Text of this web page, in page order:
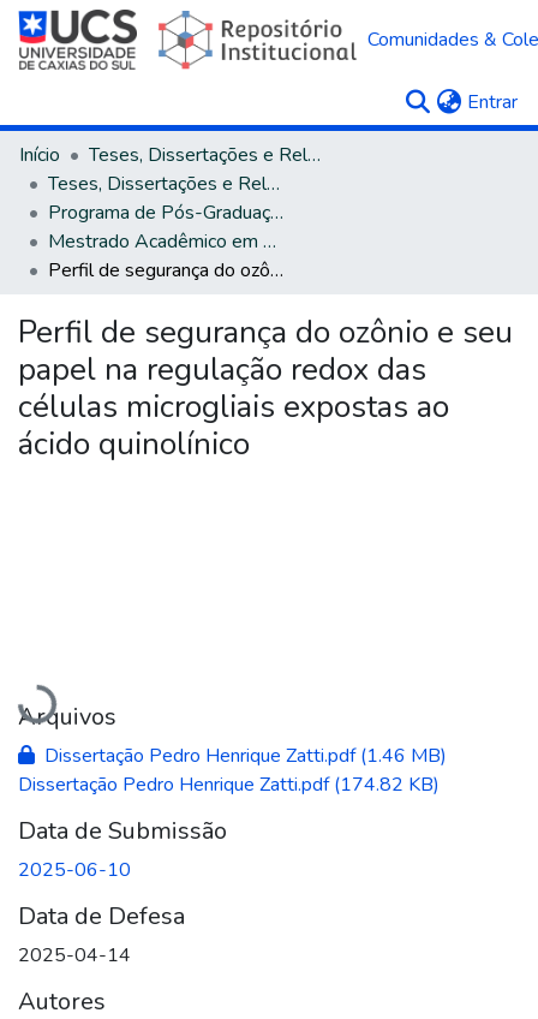
Comunidades &
Entrar
Início
Teses, Dissertações e Relatórios
Teses, Dissertações e Relatórios defendidos na UCS
Programa de Pós-Graduação em Biotecnologia
Mestrado Acadêmico em Biotecnologia
Perfil de segurança do ozônio e seu papel na regulação redox das células microgliais expostas ao ácido quinolínico
Perfil de segurança do ozônio e seu
papel na regulação redox das
células microgliais expostas ao
ácido quinolínico
Carregando...
Arquivos
Dissertação Pedro Henrique Zatti.pdf(1.46 MB)
Dissertação Pedro Henrique Zatti.pdf(174.82 KB)
Data de Submissão
2025-06-10
Data de Defesa
2025-04-14
Autores